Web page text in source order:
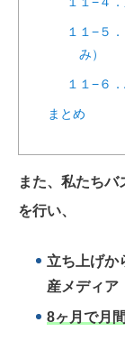
１１−５
み）
１１−６
まとめ
また、私たち
を行い、
立ち上げか
産メディア
8ヶ月で月